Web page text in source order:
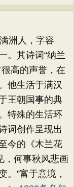
洲人，字容
。其诗词“纳兰
高的声誉，在
他生活于满汉
王朝国事的典
特殊的生活环
词创作呈现出
今的《木兰花
何事秋风悲画
。”富于意境，